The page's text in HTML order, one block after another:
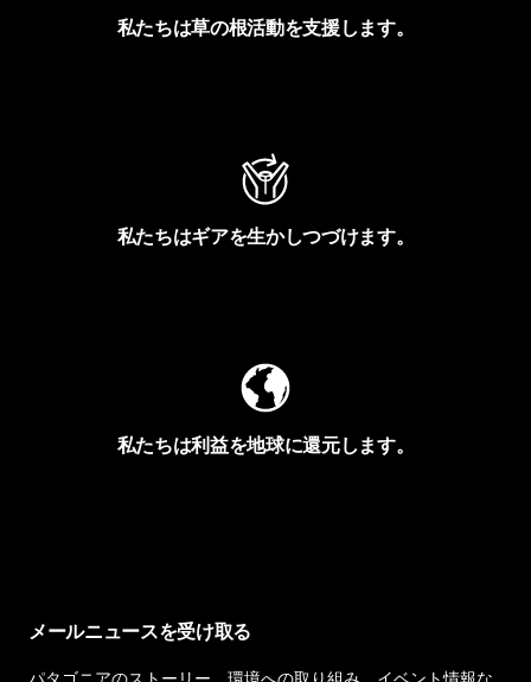
私たちは草の根活動を支援します。
私たちはギアを生かしつづけます。
私たちは利益を地球に還元します。
メールニュースを受け取る